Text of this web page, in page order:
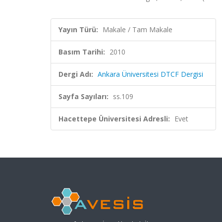
Yayın Türü: Makale / Tam Makale
Basım Tarihi: 2010
Dergi Adı: Ankara Üniversitesi DTCF Dergisi
Sayfa Sayıları: ss.109
Hacettepe Üniversitesi Adresli: Evet